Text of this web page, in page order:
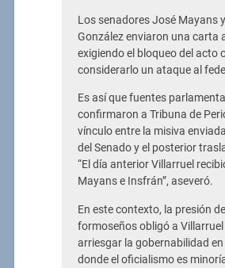
Los senadores José Mayans
González enviaron una carta
exigiendo el bloqueo del acto
considerarlo un ataque al
Es así que fuentes
confirmaron a Tribuna de
vínculo entre la misiva
del Senado y el posterior
“El día anterior Villarruel
Mayans e Insfrán”, aseveró.
En este contexto, la presión
formoseños obligó a
arriesgar la gobernabilidad
donde el oficialismo es